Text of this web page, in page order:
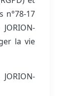
n°78-17
la vie
JORION-